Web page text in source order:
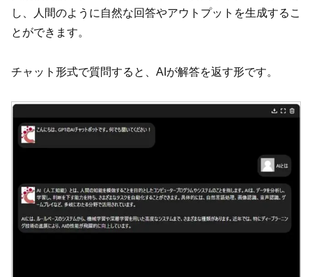
し、人間のように自然な回答やアウトプットを生成するこ
とができます。
チャット形式で質問すると、AIが解答を返す形です。